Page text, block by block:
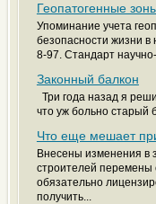
Геопатогенные
Упоминание учета
безопасности жизни
8-97. Стандарт
Законный балкон
Три года назад я
что уж больно старый
Что еще мешает
Внесены изменения в
строителей перемены
обязательно
получить...